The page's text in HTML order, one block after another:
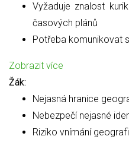
Vyžaduje znalost
časových plánů
Potřeba komunikovat
Zobrazit více
Žák:
Nejasná hranice
Nebezpečí nejasné
Riziko vnímání